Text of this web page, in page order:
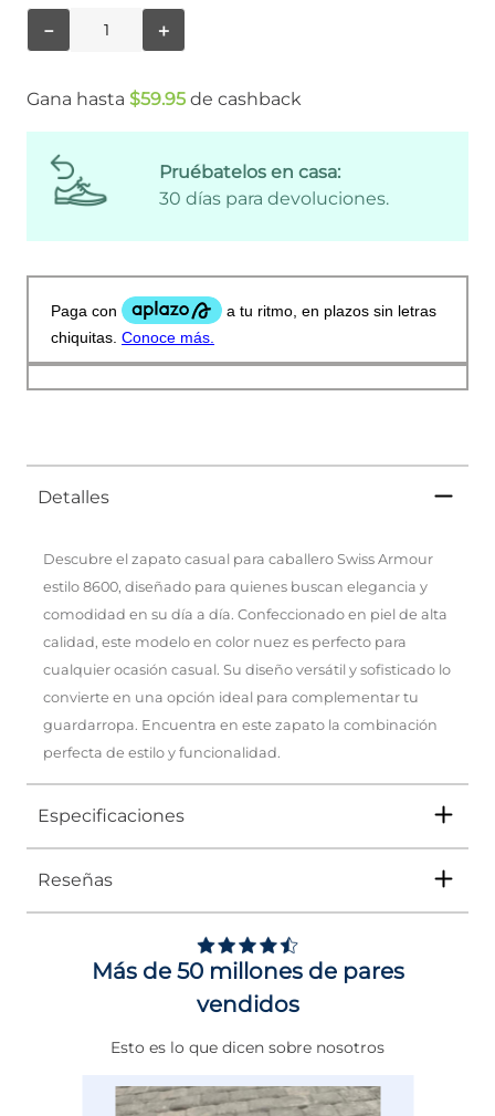
＋
－
Gana hasta $59.95 de cashback
Pruébatelos en casa:
30 días para devoluciones.
Detalles
Descubre el zapato casual para caballero Swiss Armour
estilo 8600, diseñado para quienes buscan elegancia y
comodidad en su día a día. Confeccionado en piel de alta
calidad, este modelo en color nuez es perfecto para
cualquier ocasión casual. Su diseño versátil y sofisticado lo
convierte en una opción ideal para complementar tu
guardarropa. Encuentra en este zapato la combinación
perfecta de estilo y funcionalidad.
Especificaciones
Tipo
Género Hombre
DE 0 A 4 cms
NORMAL
CAFE
Reseñas
Basado en1 opiniones
sometidas a control
Ver todas las reseñas de este sitio
Daniel G.
Útil(0) Informe
Más de 50 millones de pares
vendidos
Esto es lo que dicen sobre nosotros